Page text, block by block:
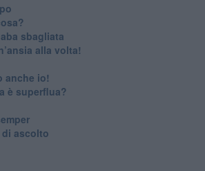
sbagliata
alla volta!
anche io!
è superflua?
ascolto